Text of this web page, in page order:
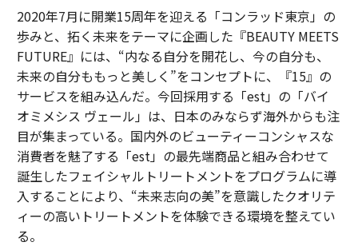
2020年7月に開業15周年を迎える「コンラッド東京」の
歩みと、拓く未来をテーマに企画した『BEAUTY MEETS
FUTURE』には、“内なる自分を開花し、今の自分も、
未来の自分ももっと美しく”をコンセプトに、『15』の
サービスを組み込んだ。今回採用する「est」の「バイ
オミメシス ヴェール」は、日本のみならず海外からも注
目が集まっている。国内外のビューティーコンシャスな
消費者を魅了する「est」の最先端商品と組み合わせて
誕生したフェイシャルトリートメントをプログラムに導
入することにより、“未来志向の美”を意識したクオリテ
ィーの高いトリートメントを体験できる環境を整えてい
る。